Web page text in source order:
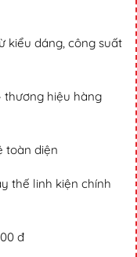
kiểu dáng, công suất
thương hiệu hàng
toàn diện
thế linh kiện chính
đ